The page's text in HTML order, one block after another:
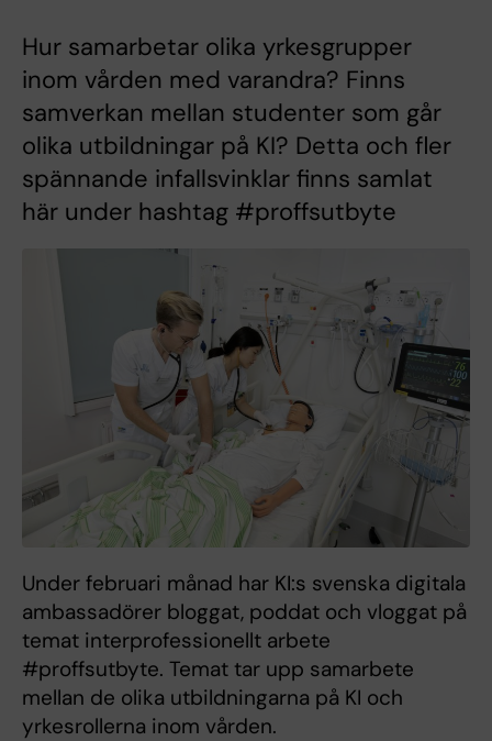
Hur samarbetar olika yrkesgrupper
inom vården med varandra? Finns
samverkan mellan studenter som går
olika utbildningar på KI? Detta och fler
spännande infallsvinklar finns samlat
här under hashtag #proffsutbyte
Under februari månad har KI:s svenska digitala
ambassadörer bloggat, poddat och vloggat på
temat interprofessionellt arbete
#proffsutbyte. Temat tar upp samarbete
mellan de olika utbildningarna på KI och
yrkesrollerna inom vården.